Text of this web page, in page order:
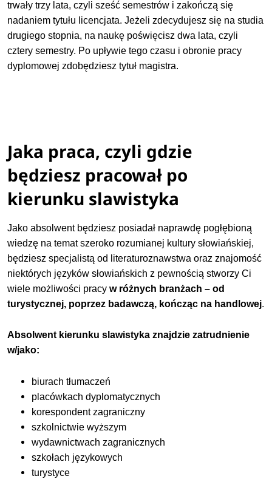
trwały trzy lata, czyli sześć semestrów i zakończą się
nadaniem tytułu licencjata. Jeżeli zdecydujesz się na studia
drugiego stopnia, na naukę poświęcisz dwa lata, czyli
cztery semestry. Po upływie tego czasu i obronie pracy
dyplomowej zdobędziesz tytuł magistra.
Jaka praca, czyli gdzie
będziesz pracował po
kierunku slawistyka
Jako absolwent będziesz posiadał naprawdę pogłębioną
wiedzę na temat szeroko rozumianej kultury słowiańskiej,
będziesz specjalistą od literaturoznawstwa oraz znajomość
niektórych języków słowiańskich z pewnością stworzy Ci
wiele możliwości pracyw różnych branżach – od
turystycznej, poprzez badawczą, kończąc na handlowej.
Absolwent kierunku slawistyka znajdzie zatrudnienie
w/jako:
biurach tłumaczeń
placówkach dyplomatycznych
korespondent zagraniczny
szkolnictwie wyższym
wydawnictwach zagranicznych
szkołach językowych
turystyce